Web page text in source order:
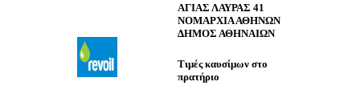
ΑΓΙΑΣ ΛΑΥΡΑΣ 41
ΝΟΜΑΡΧΙΑ ΑΘΗΝΩΝ
ΔΗΜΟΣ ΑΘΗΝΑΙΩΝ
Τιμές καυσίμων στο
πρατήριο